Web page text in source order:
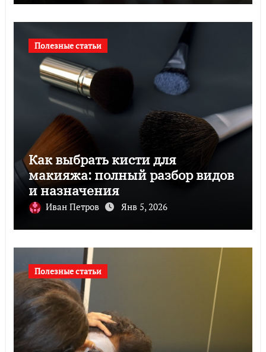
Полезные статьи
Как выбрать кисти для
макияжа: полный разбор видов
и назначения
Иван Петров Янв 5, 2026
Полезные статьи